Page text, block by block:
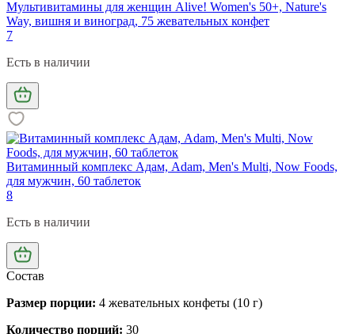
Мультивитамины для женщин Alive! Women's 50+, Nature's
Way, вишня и виноград, 75 жевательных конфет
7
Есть в наличии
Витаминный комплекс Адам, Adam, Men's Multi, Now Foods,
для мужчин, 60 таблеток
8
Есть в наличии
Состав
Размер порции: 4 жевательных конфеты (10 г)
Количество порций: 30